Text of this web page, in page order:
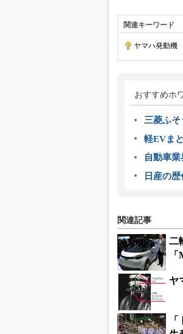
関連キーワード
ヤマハ発動機
おすすめホ
三菱ふ
軽EVま
自動車
日産の
関連記事
二
ヤ